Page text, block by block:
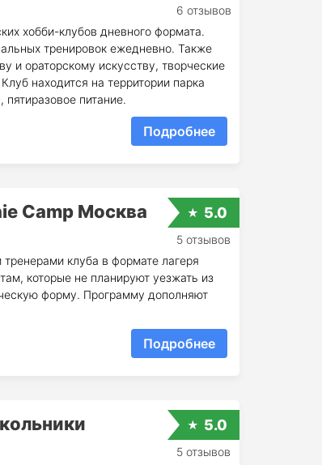
хобби-клубов дневного формата.
тренировок ежедневно. Также
и ораторскому искусству, творческие
находится на территории парка
питание.
Подробнее
6 отзывов
Camp Москва
клуба в формате лагеря
которые не планируют уезжать из
форму. Программу дополняют
Подробнее
5.0
5 отзывов
5.0
5 отзывов